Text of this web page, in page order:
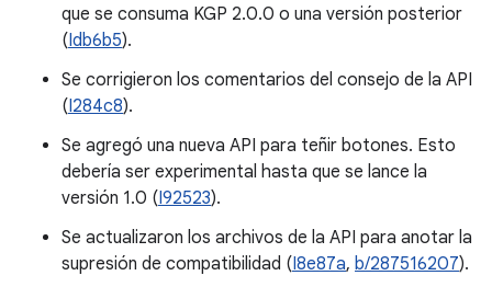
que se consuma KGP 2.0.0 o una versión posterior
(Idb6b5).
Se corrigieron los comentarios del consejo de la API
(I284c8).
Se agregó una nueva API para teñir botones. Esto
debería ser experimental hasta que se lance la
versión 1.0 (I92523).
Se actualizaron los archivos de la API para anotar la
supresión de compatibilidad (I8e87a, b/287516207).